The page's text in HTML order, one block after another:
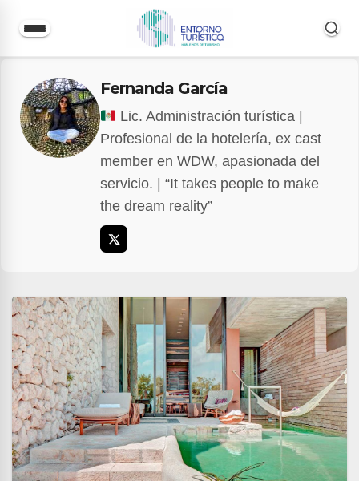
contenido
Fernanda García
Lic. Administración turística |
Profesional de la hotelería, ex cast
member en WDW, apasionada del
servicio. | “It takes people to make
the dream reality”